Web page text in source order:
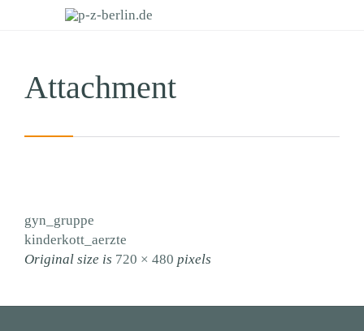
Attachment
gyn_gruppe
kinderkott_aerzte
Original size is 720 × 480 pixels